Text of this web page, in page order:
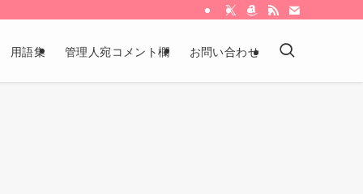
用語集 管理人宛コメント欄 お問い合わせ